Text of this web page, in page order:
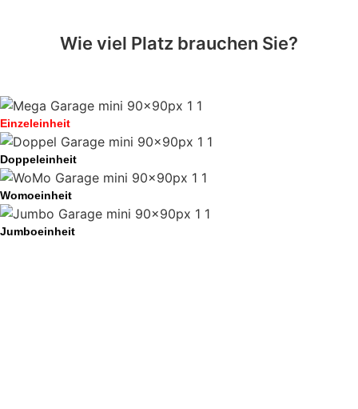
Wie viel Platz brauchen Sie?
Einzeleinheit
Doppeleinheit
Womoeinheit
Jumboeinheit